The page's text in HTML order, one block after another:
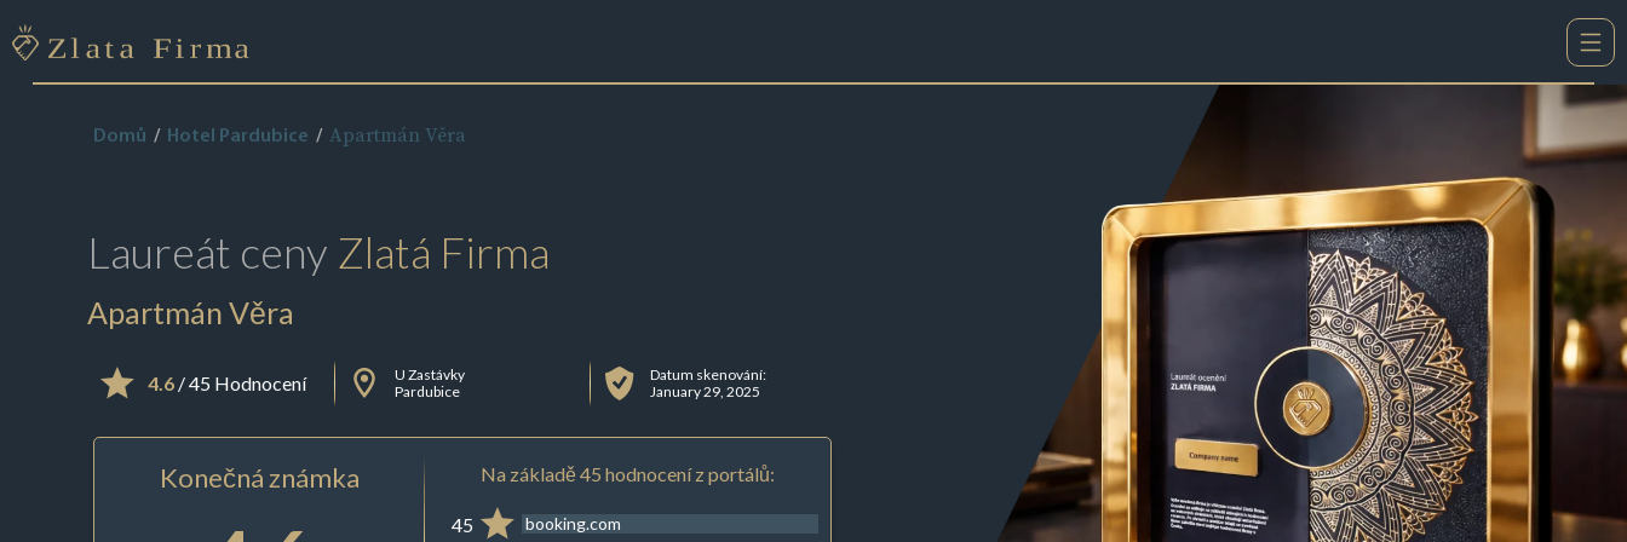
Domů Hotel Pardubice Apartmán Věra
Laureát ceny Zlatá Firma
Apartmán Věra
4.6/ 45 Hodnocení
U Zastávky
Pardubice
Datum skenování:
January 29, 2025
Konečná známka Na základě 45 hodnocení z portálů:
45 booking.com